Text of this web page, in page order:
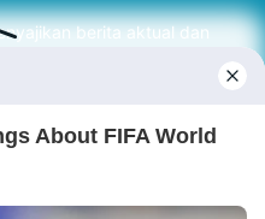
berita aktual dan
dari sumber yang tepat.